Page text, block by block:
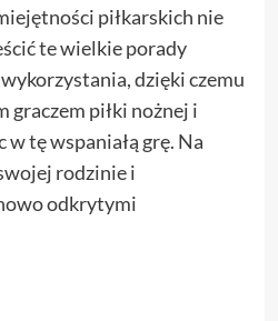
piłkarskich nie
te wielkie porady
dzięki czemu
graczem piłki nożnej i
w tę wspaniałą grę. Na
rodzinie i
odkrytymi